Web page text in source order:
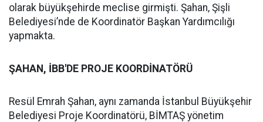
olarak büyükşehirde meclise girmişti. Şahan, Şişli
Belediyesi’nde de Koordinatör Başkan Yardımcılığı
yapmakta.
ŞAHAN, İBB'DE PROJE KOORDİNATÖRÜ
Resül Emrah Şahan, aynı zamanda İstanbul Büyükşehir
Belediyesi Proje Koordinatörü, BİMTAŞ yönetim